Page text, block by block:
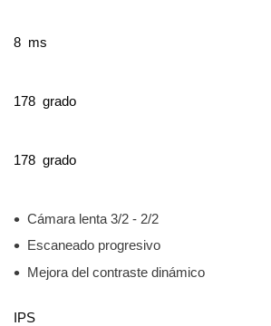
8 ms
178 grado
178 grado
Cámara lenta 3/2 - 2/2
Escaneado progresivo
Mejora del contraste dinámico
IPS